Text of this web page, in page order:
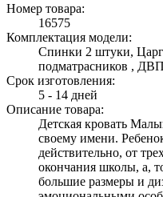
Номер товара:
16575
Комплектация модели:
Спинки 2 штуки,
подматрасников ,
Срок изготовления:
5 - 14 дней
Описание товара:
Детская кровать
своему имени.
действительно, от
окончания школы, а,
большие размеры и